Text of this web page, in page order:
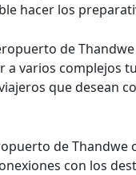
hacer los
de
a varios complejos
que desean
de
con los